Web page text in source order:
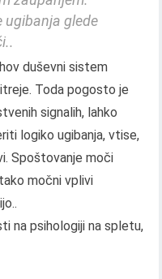
ugibanja glede
duševni sistem
Toda pogosto je
signalih, lahko
logiko ugibanja, vtise,
Spoštovanje moči
močni vplivi
na psihologiji na spletu,